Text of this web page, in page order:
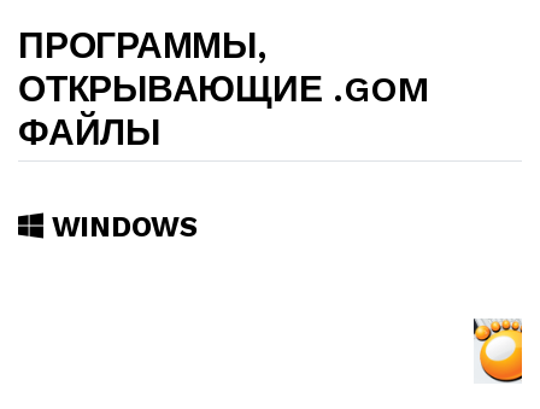
ПРОГРАММЫ,
ОТКРЫВАЮЩИЕ .GOM
ФАЙЛЫ
WINDOWS